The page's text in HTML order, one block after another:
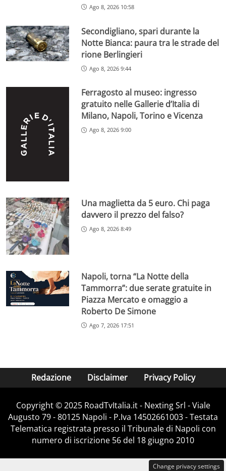
Ago 8, 2026 10:58
Secondigliano, spari durante la
Notte Bianca: paura tra le strade del
rione Berlingieri
Ago 8, 2026 9:44
Ferragosto al museo: ingresso
gratuito nelle Gallerie d’Italia di
Milano, Napoli, Torino e Vicenza
Ago 8, 2026 9:00
Una maglietta da 5 euro. Chi paga
davvero il prezzo del falso?
Ago 8, 2026 8:49
Napoli, torna “La Notte della
Tammorra”: due serate gratuite in
Piazza Mercato e omaggio a
Roberto De Simone
Ago 7, 2026 17:51
Redazione Disclaimer Privacy Policy
Copyright ©️ 2025 RoadTvItalia.it - Nexting Srl - Viale
Augusto 79 - 80125 Napoli - P.Iva 14502661003 - Testata
Telematica registrata presso il Tribunale di Napoli con
numero di iscrizione 56 del 18 giugno 2010
Change privacy settings